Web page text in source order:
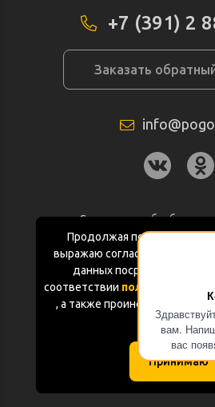
вам.
вас
Продолжая пользоваться
выражаю согласие на
данных посредством
соответствии политикой
, а также проинформирован
Cookie-
Принимаю
+7 (391) 2
Заказать
Согласие на обработку
данных
Политика
Карта сайта
(с) «POGOS.ru» 2010-2026